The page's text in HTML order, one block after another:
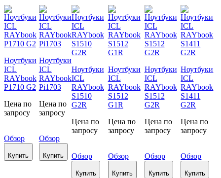
Ноутбуки
ICL
RAYbook
P1710 G2
Цена по
запросу
Обзор
Купить
Ноутбуки
ICL
RAYbook
Pi1703
Цена по
запросу
Обзор
Купить
Ноутбуки
ICL
RAYbook
S1510
G2R
Цена по
запросу
Обзор
Купить
Ноутбуки
ICL
RAYbook
S1512
G1R
Цена по
запросу
Обзор
Купить
Ноутбуки
ICL
RAYbook
S1512
G2R
Цена по
запросу
Обзор
Купить
Ноутбуки
ICL
RAYbook
S1411
G2R
Цена по
запросу
Обзор
Купить